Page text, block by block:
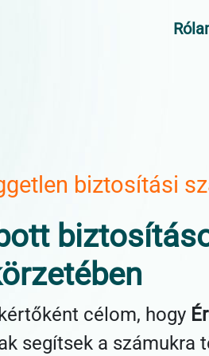
biztosítási
célom, hogy
segítsek a számukra